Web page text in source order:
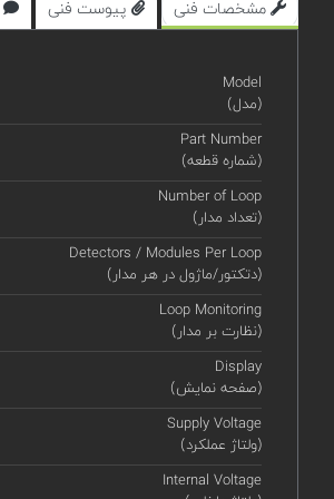
مشخصات فنی پیوست فنی
Model
(مدل)
Part Number
(شماره قطعه)
Number of Loop
(تعداد مدار)
Detectors / Modules Per Loop
(دتکتور/ماژول در هر مدار)
Loop Monitoring
(نظارت بر مدار)
Display
(صفحه نمایش)
Supply Voltage
(ولتاژ عملکرد)
Internal Voltage